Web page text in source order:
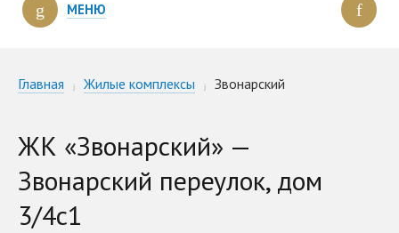
МЕНЮ
Главная Жилые комплексы Звонарский
ЖК «Звонарский» —
Звонарский переулок, дом
3/4с1